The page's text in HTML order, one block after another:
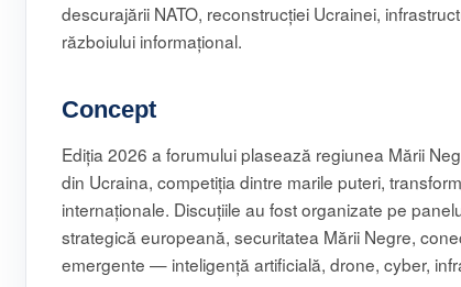
descurajării NATO, reconstrucției Ucrainei,
războiului informațional.
Concept
Ediția 2026 a forumului plasează regiunea Mării
din Ucraina, competiția dintre marile puteri,
internaționale. Discuțiile au fost organizate pe
strategică europeană, securitatea Mării Negre,
emergente — inteligență artificială, drone, cyber,